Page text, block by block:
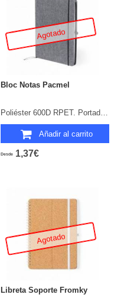
Agotado
Bloc Notas Pacmel
Poliéster 600D RPET. Portada Rígida. 100 Hojas.
Añadir al carrito
Desde 1,37€
Agotado
Libreta Soporte Fromky